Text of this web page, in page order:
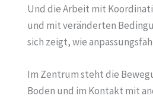
Und die Arbeit mit
und mit veränderten
sich zeigt, wie
Im Zentrum steht die
Boden und im Kontakt mit